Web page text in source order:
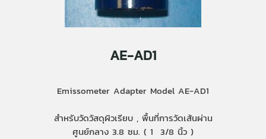
AE-AD1
Emissometer Adapter Model AE-AD1
สำหรับวัดวัสดุผิวเรียบ , พื้นที่การวัดเส้นผ่าน
ศูนย์กลาง 3.8 ซม. ( 1 3/8 นิ้ว )